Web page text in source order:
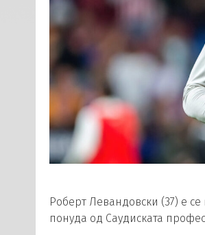
Роберт Левандовски (37) е
понуда од Саудиската